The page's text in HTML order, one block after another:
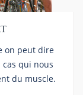
on peut dire
qui nous
du muscle.